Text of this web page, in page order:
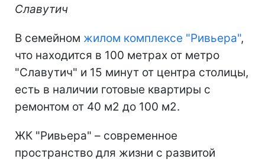
Славутич
В семейном жилом комплексе "Ривьера",
что находится в 100 метрах от метро
"Славутич" и 15 минут от центра столицы,
есть в наличии готовые квартиры с
ремонтом от 40 м2 до 100 м2.
ЖК "Ривьера" – современное
пространство для жизни с развитой